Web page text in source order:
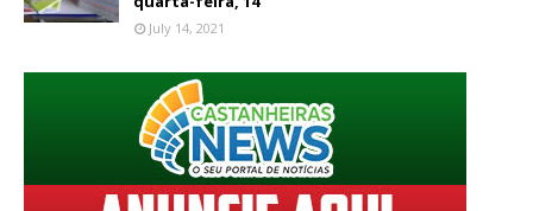
July 14, 2021